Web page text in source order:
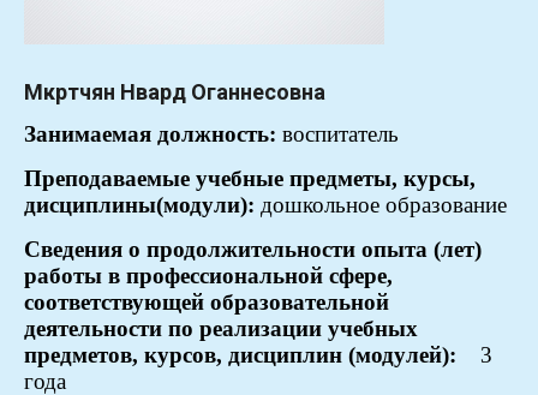
Мкртчян Нвард Оганнесовна
Занимаемая должность: воспитатель
Преподаваемые учебные предметы, курсы,
дисциплины(модули): дошкольное образование
Сведения о продолжительности опыта (лет)
работы в профессиональной сфере,
соответствующей образовательной
деятельности по реализации учебных
предметов, курсов, дисциплин (модулей): 3
года